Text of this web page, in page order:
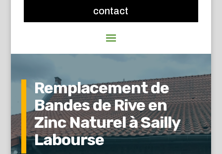
contact
Remplacement de
Bandes de Rive en
Zinc Naturel à Sailly
Labourse